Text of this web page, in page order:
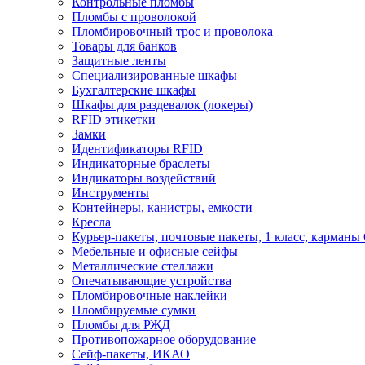
Пломбы с проволокой
Пломбировочный трос и проволока
Товары для банков
Защитные ленты
Cпециализированные шкафы
Бухгалтерские шкафы
Шкафы для раздевалок (локеры)
RFID этикетки
Замки
Идентификаторы RFID
Индикаторные браслеты
Индикаторы воздействий
Инструменты
Контейнеры, канистры, емкости
Кресла
Курьер-пакеты, почтовые пакеты, 1 класс,
Мебельные и офисные сейфы
Металлические стеллажи
Опечатывающие устройства
Пломбировочные наклейки
Пломбируемые сумки
Пломбы для РЖД
Противопожарное оборудование
Сейф-пакеты, ИКАО